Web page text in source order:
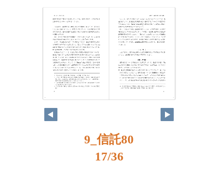
17
16
9_信託80
17/36